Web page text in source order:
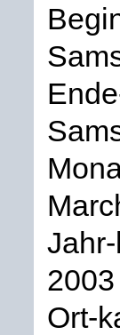
2003
Ort-